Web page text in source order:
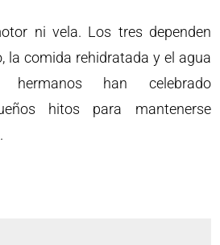
ni vela. Los tres dependen
la comida rehidratada y el agua
hermanos han celebrado
hitos para mantenerse